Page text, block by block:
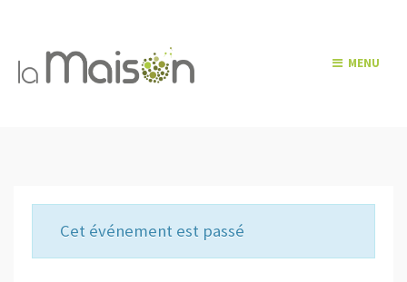
MENU
Cet événement est passé